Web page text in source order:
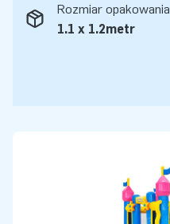
Rozmiar opakowania
1.1 x 1.2metr